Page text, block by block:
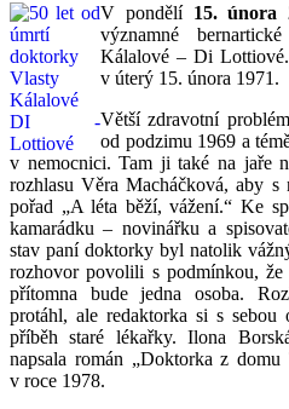
V pondělí 15. února
významné
Kálalové – Di
v úterý 15. února 1971.
Větší zdravotní
od podzimu 1969 a
v nemocnici. Tam ji také na jaře
rozhlasu Věra Macháčková, aby
pořad „A léta běží, vážení.“ Ke
kamarádku – novinářku a
stav paní doktorky byl natolik
rozhovor povolili s podmínkou,
přítomna bude jedna osoba.
protáhl, ale redaktorka si s sebou
příběh staré lékařky. Ilona
napsala román „Doktorka z
v roce 1978.